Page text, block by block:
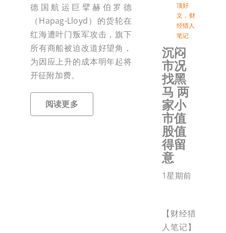
德国航运巨擘赫伯罗德
（Hapag-Lloyd）的货轮在
红海遭叶门叛军攻击，旗下
所有商船被迫改道好望角，
为因应上升的成本明年起将
开征附加费。
阅读更多
顶好
文 ， 财
经猎人
笔记
沉闷
市况
找黑
马 两
家小
市值
股值
得留
意
1星期前
【财经猎
人笔记】